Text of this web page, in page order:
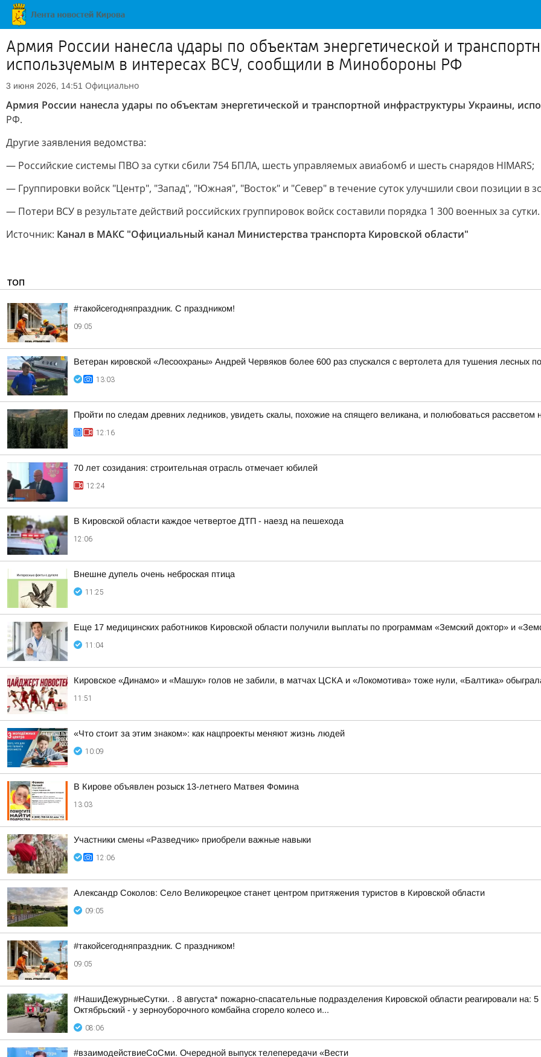
Армия России нанесла удары по объектам энергетической и
используемым в интересах ВСУ, сообщили в Минобороны РФ
3 июня 2026, 14:51 Официально
Армия России нанесла удары по объектам энергетической и транспортной инфраструктуры Украины,
РФ.
Другие заявления ведомства:
— Российские системы ПВО за сутки сбили 754 БПЛА, шесть управляемых авиабомб и шесть снарядов HIMARS;
— Группировки войск "Центр", "Запад", "Южная", "Восток" и "Север" в течение суток улучшили свои позиции в
— Потери ВСУ в результате действий российских группировок войск составили порядка 1 300 военных за сутки.
Источник: Канал в МАКС "Официальный канал Министерства транспорта Кировской области"
ТОП
#такойсегодняпраздник. С праздником!
09:05
Ветеран кировской «Лесоохраны» Андрей Червяков более 600 раз спускался с вертолета для тушения лесных
13:03
Пройти по следам древних ледников, увидеть скалы, похожие на спящего великана, и полюбоваться рассветом
12:16
70 лет созидания: строительная отрасль отмечает юбилей
12:24
В Кировской области каждое четвертое ДТП - наезд на пешехода
12:06
Внешне дупель очень неброская птица
11:25
Еще 17 медицинских работников Кировской области получили выплаты по программам «Земский доктор» и
11:04
Кировское «Динамо» и «Машук» голов не забили, в матчах ЦСКА и «Локомотива» тоже нули, «Балтика»
11:51
«Что стоит за этим знаком»: как нацпроекты меняют жизнь людей
10:09
В Кирове объявлен розыск 13-летнего Матвея Фомина
13:03
Участники смены «Разведчик» приобрели важные навыки
12:06
Александр Соколов: Село Великорецкое станет центром притяжения туристов в Кировской области
09:05
#такойсегодняпраздник. С праздником!
09:05
#НашиДежурныеСутки. . 8 августа* пожарно-спасательные подразделения Кировской области реагировали на: 5
Октябрьский - у зерноуборочного комбайна сгорело колесо и...
08:06
#взаимодействиеСоСми. Очередной выпуск телепередачи «Вести